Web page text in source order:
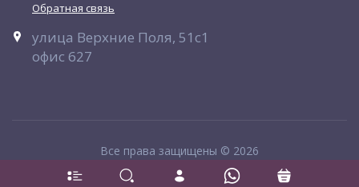
Обратная связь
улица Верхние Поля, 51с1
офис 627
Все права защищены © 2026